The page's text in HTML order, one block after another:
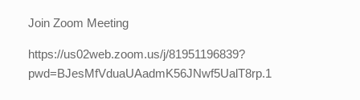
Join Zoom Meeting
https://us02web.zoom.us/j/81951196839?
pwd=BJesMfVduaUAadmK56JNwf5UalT8rp.1